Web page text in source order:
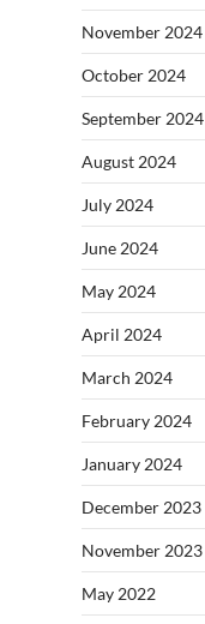
November 2024
October 2024
September 2024
August 2024
July 2024
June 2024
May 2024
April 2024
March 2024
February 2024
January 2024
December 2023
November 2023
May 2022